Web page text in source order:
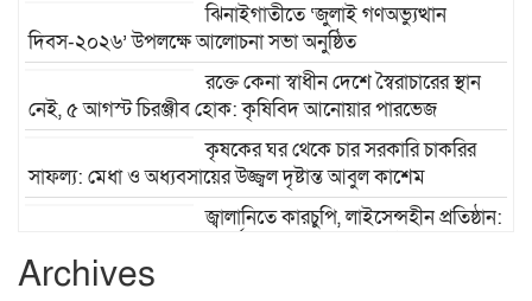
ঝিনাইগাতীতে ‘জুলাই গণঅভ্যুত্থান
দিবস-২০২৬’ উপলক্ষে আলোচনা সভা অনুষ্ঠিত
রক্তে কেনা স্বাধীন দেশে স্বৈরাচারের স্থান
নেই, ৫ আগস্ট চিরঞ্জীব হোক: কৃষিবিদ আনোয়ার পারভেজ
কৃষকের ঘর থেকে চার সরকারি চাকরির
সাফল্য: মেধা ও অধ্যবসায়ের উজ্জ্বল দৃষ্টান্ত আবুল কাশেম
জ্বালানিতে কারচুপি, লাইসেন্সহীন প্রতিষ্ঠান:
হাজার টাকা জরিমানা
Archives